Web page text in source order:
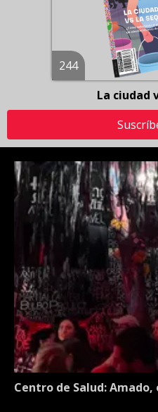
244
La ciudad
Centro de Salud: